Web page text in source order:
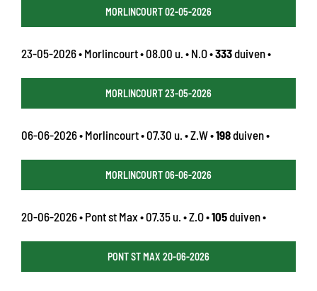
MORLINCOURT 02-05-2026
23-05-2026 • Morlincourt • 08.00 u. • N.O •333duiven •
MORLINCOURT 23-05-2026
06-06-2026 • Morlincourt • 07.30 u. • Z.W •198duiven •
MORLINCOURT 06-06-2026
20-06-2026 • Pont st Max • 07.35 u. • Z.O •105duiven •
PONT ST MAX 20-06-2026